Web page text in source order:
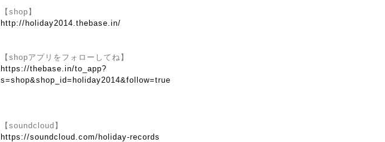
【shop】
http://holiday2014.thebase.in/
【shopアプリをフォローしてね】
https://thebase.in/to_app?
s=shop&shop_id=holiday2014&follow=true
【soundcloud】
https://soundcloud.com/holiday-records